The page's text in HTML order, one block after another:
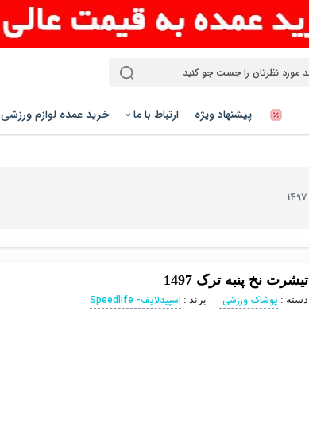
پیشنهاد ویژه ارتباط با ما خرید عمده لوازم ورزشی
تیشرت نخ پنبه ترک 1497
دسته : پوشاک ورزشی برند : اسپیدلایف- Speedlife